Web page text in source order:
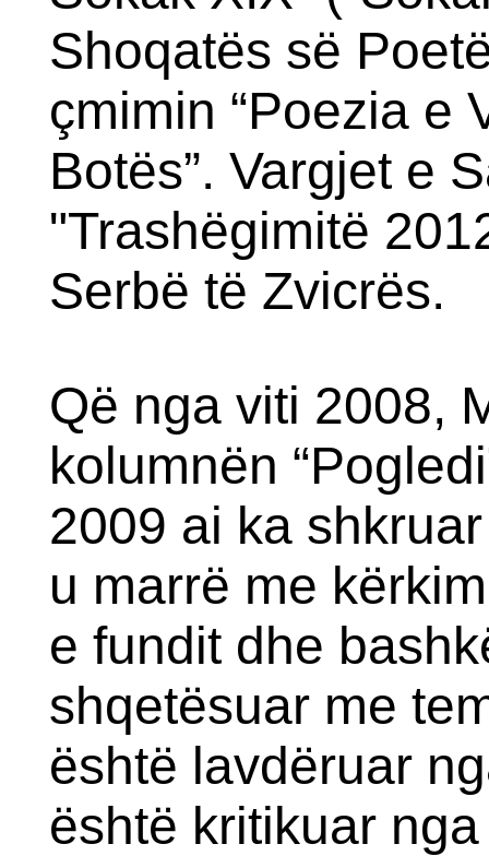
Shoqatës së
çmimin “Poezia e
Botës”. Vargjet e
"Trashëgimitë
Serbë të Zvicrës.
Që nga viti 2008,
kolumnën
2009 ai ka
u marrë me
e fundit dhe
shqetësuar me
është lavdëruar
është kritikuar